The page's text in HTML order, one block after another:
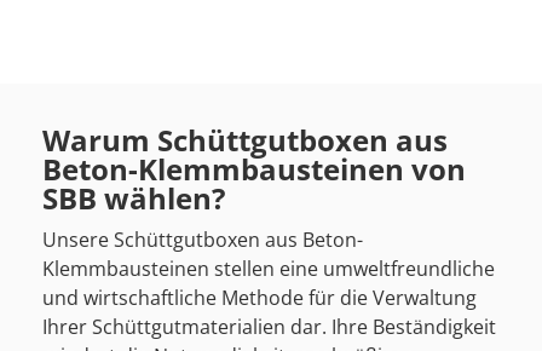
Warum Schüttgutboxen aus
Beton-Klemmbausteinen von
SBB wählen?
Unsere Schüttgutboxen aus Beton-
Klemmbausteinen stellen eine umweltfreundliche
und wirtschaftliche Methode für die Verwaltung
Ihrer Schüttgutmaterialien dar. Ihre Beständigkeit